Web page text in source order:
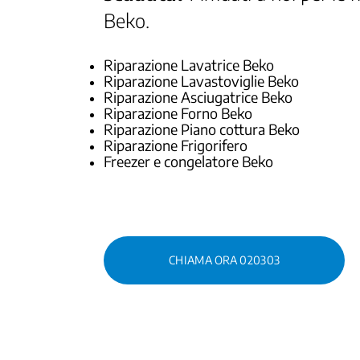
Beko.
Riparazione Lavatrice Beko
Riparazione Lavastoviglie Beko
Riparazione Asciugatrice Beko
Riparazione Forno Beko
Riparazione Piano cottura Beko
Riparazione Frigorifero
Freezer e congelatore Beko
CHIAMA ORA 020303